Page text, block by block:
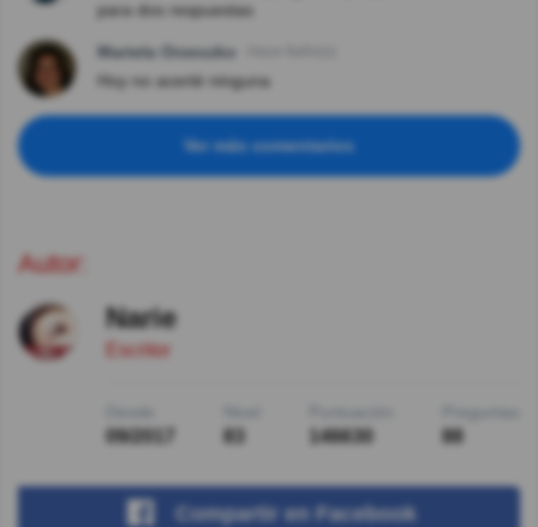
para dos respuestas
Mariela Orzeszko
Hoy no acerté ninguna
Ver más comentarios
Autor:
Narie
Escritor
09/2017 83 146630 88
Compartir en Facebook